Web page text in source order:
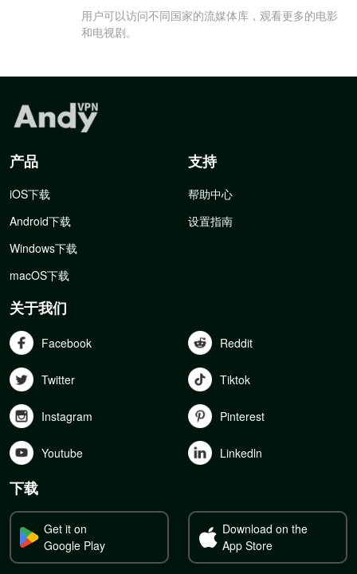
用户可以访问不同国家的流媒体库，观看更多的电影
和电视剧。
产品
iOS下载
Android下载
Windows下载
macOS下载
支持
帮助中心
设置指南
关于我们
Facebook Reddit
Twitter Tiktok
Instagram Pinterest
Youtube Linkedln
下载
Get it on
Google Play
Download on the
App Store